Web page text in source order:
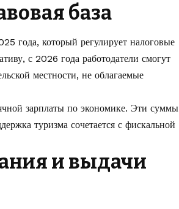
база
года, который регулирует налоговые
с 2026 года работодатели смогут
местности, не облагаемые
зарплаты по экономике. Эти суммы
туризма сочетается с фискальной
и выдачи